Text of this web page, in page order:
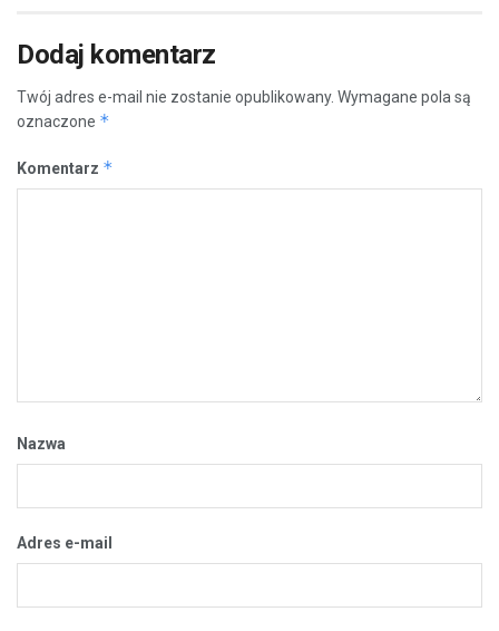
Dodaj komentarz
Twój adres e-mail nie zostanie opublikowany. Wymagane pola są
oznaczone *
Komentarz *
Nazwa
Adres e-mail